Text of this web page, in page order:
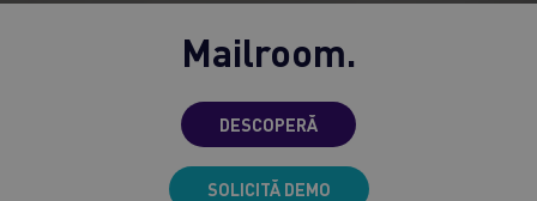
Mailroom.
DESCOPERĂ
SOLICITĂ DEMO